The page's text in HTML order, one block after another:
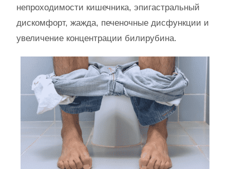
непроходимости кишечника, эпигастральный
дискомфорт, жажда, печеночные дисфункции и
увеличение концентрации билирубина.